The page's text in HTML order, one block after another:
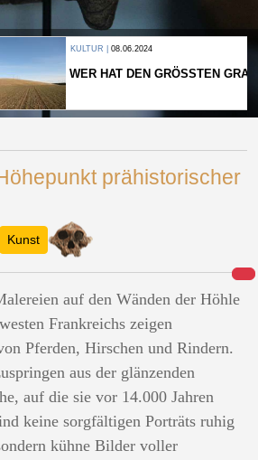
HAT DEN GRÖSSTEN GRABHÜGEL?
prähistorischer
Kunst
auf den Wänden der Höhle
Frankreichs zeigen
Pferden, Hirschen und Rindern.
aus der glänzenden
auf die sie vor 14.000 Jahren
keine sorgfältigen Porträts ruhig
kühne Bilder voller